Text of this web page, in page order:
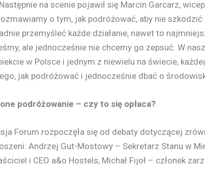
na scenie pojawił się Marcin Garcarz,
o tym, jak podróżować, aby nie
przemyśleć każde działanie, nawet to
ale jednocześnie nie chcemy go zepsuć. W
w Polsce i jednym z niewielu na świecie,
jak podróżować i jednocześnie dbać o
podróżowanie – czy to się opłaca?
Forum rozpoczęła się od debaty dotyczącej
Andrzej Gut-Mostowy – Sekretarz Stanu w
i CEO a&o Hostels, Michał Fijoł – członek